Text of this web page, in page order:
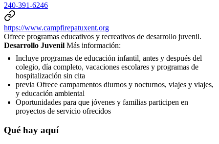
240-391-6246
https://www.campfirepatuxent.org
Ofrece programas educativos y recreativos de desarrollo juvenil.
Desarrollo Juvenil Más información:
Incluye programas de educación infantil, antes y después del
colegio, día completo, vacaciones escolares y programas de
hospitalización sin cita
previa Ofrece campamentos diurnos y nocturnos, viajes y viajes,
y educación ambiental
Oportunidades para que jóvenes y familias participen en
proyectos de servicio ofrecidos
Qué hay aquí